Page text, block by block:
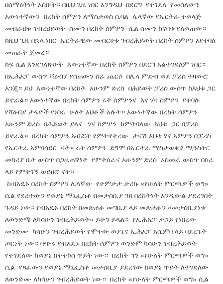
በሰማዕትነት አሰቡት። በዚህ ጊዜ ነበር እንግዲህ በደርግ የተገደለ የመሰለውን
እውነተኛውን በረከት ሰምዖን ለማስታወስ ሲባል ሌላኛው የኤርትራ ተወላጅ
መብራህቱ ገብረህይወት ስሙን በረከት ስምዖን ሲል ስሙን ከናባቱ የለወጠው።
ከዚህ ጊዜ በኋላ ነበር ኤርትራዊው መብርሀቱ ገብረሕይወት በረከት ስምዖን እየተባለ
መጠራት ጀመረ።
ከፍ ሲል እንደገለጽሁት እውነተኛው በረከት ስምዖን በደርግ አልተገደለም ነበር።
በኢሕአፓ ውስጥ ሻዕብያ የሰጠውን ስራ ጨርሶ በሌላ ምድብ ወደ ፓሪስ ተዛውሮ
እንጂ። ይህ እውነተኛው በረከት አሁንም ድረስ በሕይወት ፓሪስ ውስጥ ከእህቱ ጋር
ይኖራል። እውነተኛው በረከት ሰምዖን ሩት ሰምዖንና እና ሃና ሰምዖን የተባሉ
የሻዕብያ ታፋዮች የነበሩ ሁለት እህቶች አሉት። እውነተኛው በረከት ሰምዖን
አሁንም ድረስ በሕይወት ያለና ሃና ስምዖን ከምትባለው እህቱ ጋር በፓሪስ
ይኖራል። በረከት ሰምዖን አብሯት የምትኖትረው ታናሽ እህቱ ሃና አምዖን በፓሪስ
የኤርትራ አምባሳደር ናት። ሩት ሰምዖን ደግሞ በኤርትራ ማስታወቂያ ሚንስትር
መስሪያ ቤት ውስጥ በጋዜጠኛነት የምትሰራና አሁንም ድረስ አስመራ ውስጥ በስራ
ላይ የምትገኝ ወይዘሮ ናት።
ከብአዴኑ በረከት ሰምዖን ሌላኛው የተምታታ ታሪኩ «የሁለት ምርጫዎች ወግ»
ሲል የደረተውን የወያኔ ማኒፌስቶ በመታሰቢያ ገጸ በረከትነት እንዲውል ያደረገበት
ጉዳይ ነው። የብአዴኑ በረከት በመጽሐፉ መግቢያ ላይ መጽሐፉን «መታሰቢያነቱ
ለወንድሜ ለካሳሁን ገብረሕይወት» ይሁን ይላል። የኢሕአፓ ታጋይ የነበረው
መንድሙ ካሳሁን ገብረሕይወት የሞተው ወያኔና ኢሕአፓ አሲምባ ላይ ባደረጉት
ጦርነት ነው። ባጭሩ የብአዴኑ በረከት ሰምዖን ወንድም ካሳሁን ገብረሕይወት
የተገደለው ከወያኔ በተተኮሰ ጥይት ነው። በረከት ግን «የሁለት ምርጫዎች ወግ»
ሲል የጻፈውን የወያኔ ማኒፌስቶ መታሰቢያ ያደረገው በወያኔ ጥይት ለተገደለው
ለወንድሙ ለካሳሁን ገብረሕይወት ነው። በረከት «የሁለት ምርጫዎች ወግ» ሲል